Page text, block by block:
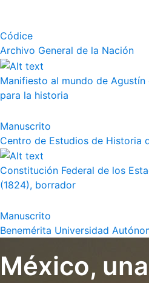
Códice
Archivo General de la Nación
Manifiesto al mundo de
para la historia
Manuscrito
Centro de Estudios de Historia
Constitución Federal de los
(1824), borrador
Manuscrito
Benemérita Universidad
México,